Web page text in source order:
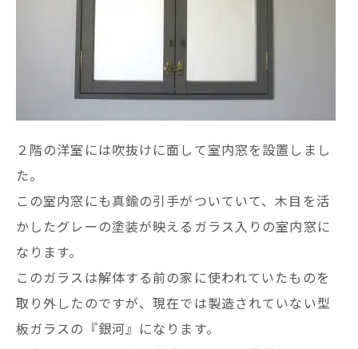
２階の洋室には吹抜けに面して室内窓を設置しまし
た。
この室内窓にも真鍮の引手がついていて、木目を活
かしたグレーの塗装が映えるガラス入りの室内窓に
なります。
このガラスは解体する前の家に使われていたものを
取り外したのですが、現在では製造されていない型
板ガラスの『銀河』になります。